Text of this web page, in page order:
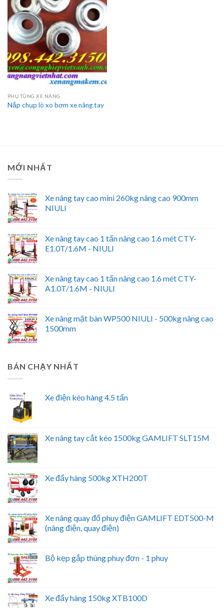
PHỤ TÙNG XE NÂNG
Nắp chụp lò xo bơm xe nâng tay
MỚI NHẤT
Xe nâng tay cao mini 260kg nâng cao 900mm
NIULI
Xe nâng tay cao 1 tấn nâng cao 1.6 mét CTY-
E1.0T/1.6M - NIULI
Xe nâng tay cao 1 tấn nâng cao 1.6 mét CTY-
A1.0T/1.6M - NIULI
Xe nâng mặt bàn WP500 NIULI - 500kg nâng cao
1500mm
BÁN CHẠY NHẤT
Xe điện kéo hàng 4.5 tấn
Xe nâng tay cắt kéo 1500kg GAMLIFT SLT15M
Xe đẩy hàng 500kg XTH200T
Xe nâng quay đổ phuy điện GAMLIFT EDT500-M
(nâng điện, quay điện)
Bộ kẹp gắp thùng phuy đơn - 1 phuy
Xe đẩy hàng 150kg XTB100D